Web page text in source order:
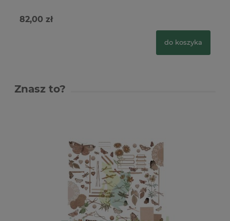
82,00 zł
do koszyka
Znasz to?